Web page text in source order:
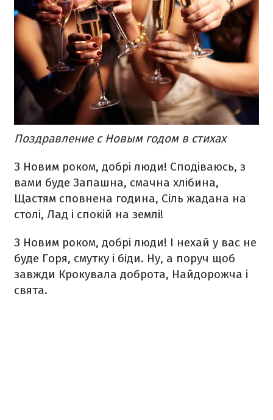
Поздравление с Новым годом в стихах
З Новим роком, добрі люди! Сподіваюсь, з
вами буде Запашна, смачна хлібина,
Щастям сповнена година, Сіль жадана на
столі, Лад і спокій на землі!
З Новим роком, добрі люди! І нехай у вас не
буде Горя, смутку і біди. Ну, а поруч щоб
завжди Крокувала доброта, Найдорожча і
свята.